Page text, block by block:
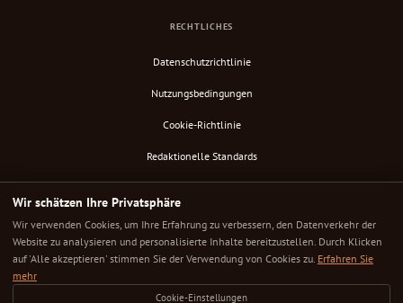
RECHTLICHES
Datenschutzrichtlinie
Nutzungsbedingungen
Cookie-Richtlinie
Redaktionelle Standards
RSS-Feed
© 2025 Down Under Cafe. Alle Rechte vorbehalten.
Wir schätzen Ihre Privatsphäre
Wir verwenden Cookies, um Ihre Erfahrung zu verbessern, den Datenverkehr der
Website zu analysieren und personalisierte Inhalte bereitzustellen. Durch Klicken
auf 'Alle akzeptieren' stimmen Sie der Verwendung von Cookies zu. Erfahren Sie
mehr
Cookie-Einstellungen